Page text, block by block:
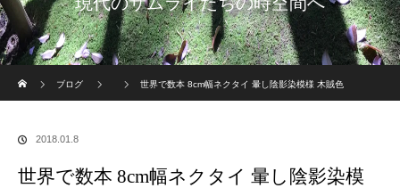
ブログ
世界で数本 8cm幅ネクタイ 暈し陰影染模様 木賊色
2018.01.8
世界で数本 8cm幅ネクタイ 暈し陰影染模